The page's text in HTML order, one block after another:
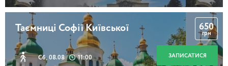
Таємниці Софії Київської
Сб, 08.08 11:00
650
грн
ЗАПИСАТИСЯ